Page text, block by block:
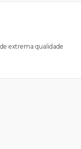
extrema qualidade